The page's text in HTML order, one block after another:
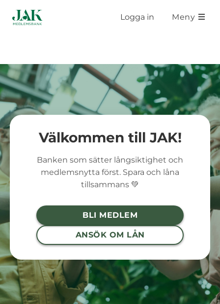
Meny
Logga in
Välkommen till JAK!
Banken som sätter långsiktighet och
medlemsnytta först. Spara och låna
tillsammans 💚
BLI MEDLEM
ANSÖK OM LÅN